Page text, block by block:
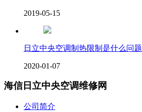
2019-05-15
日立中央空调制热限制是什么问题
2020-01-07
海信日立中央空调维修网
公司简介